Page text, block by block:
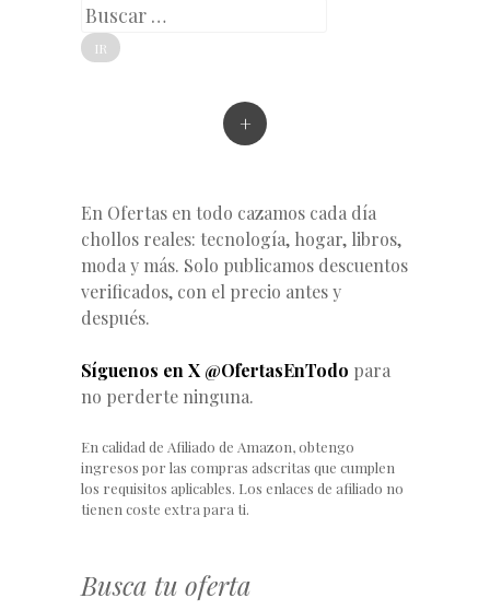
Buscar
+
En Ofertas en todo cazamos cada día
chollos reales: tecnología, hogar, libros,
moda y más. Solo publicamos descuentos
verificados, con el precio antes y
después.
Síguenos en X @OfertasEnTodo para
no perderte ninguna.
En calidad de Afiliado de Amazon, obtengo
ingresos por las compras adscritas que cumplen
los requisitos aplicables. Los enlaces de afiliado no
tienen coste extra para ti.
Busca tu oferta